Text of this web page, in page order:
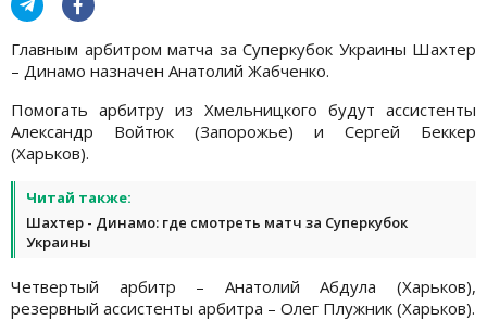
Главным арбитром матча за Суперкубок Украины Шахтер
– Динамо назначен Анатолий Жабченко.
Помогать арбитру из Хмельницкого будут ассистенты
Александр Войтюк (Запорожье) и Сергей Беккер
(Харьков).
Читай также:
Шахтер - Динамо: где смотреть матч за Суперкубок
Украины
Четвертый арбитр – Анатолий Абдула (Харьков),
резервный ассистенты арбитра – Олег Плужник (Харьков).